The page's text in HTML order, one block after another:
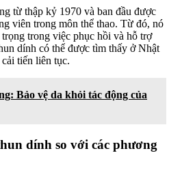
từ thập kỷ 1970 và ban đầu được
viên trong môn thể thao. Từ đó, nó
trong việc phục hồi và hỗ trợ
dính có thể được tìm thấy ở Nhật
tiến liên tục.
Bảo vệ da khỏi tác động của
dính so với các phương